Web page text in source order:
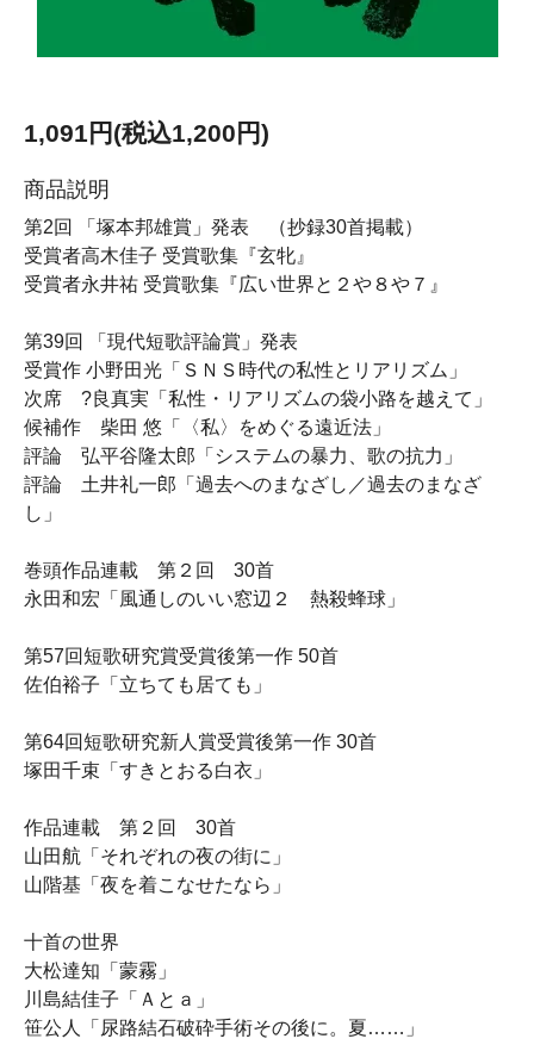
1,091円(税込1,200円)
商品説明
第2回 「塚本邦雄賞」発表 （抄録30首掲載）
受賞者高木佳子 受賞歌集『玄牝』
受賞者永井祐 受賞歌集『広い世界と２や８や７』
第39回 「現代短歌評論賞」発表
受賞作 小野田光「ＳＮＳ時代の私性とリアリズム」
次席 ?良真実「私性・リアリズムの袋小路を越えて」
候補作 柴田 悠「〈私〉をめぐる遠近法」
評論 弘平谷隆太郎「システムの暴力、歌の抗力」
評論 土井礼一郎「過去へのまなざし／過去のまなざ
し」
巻頭作品連載 第２回 30首
永田和宏「風通しのいい窓辺２ 熱殺蜂球」
第57回短歌研究賞受賞後第一作 50首
佐伯裕子「立ちても居ても」
第64回短歌研究新人賞受賞後第一作 30首
塚田千束「すきとおる白衣」
作品連載 第２回 30首
山田航「それぞれの夜の街に」
山階基「夜を着こなせたなら」
十首の世界
大松達知「蒙霧」
川島結佳子「Ａとａ」
笹公人「尿路結石破砕手術その後に。夏……」